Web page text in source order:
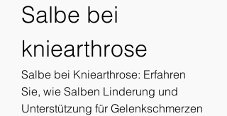
Salbe bei
kniearthrose
Salbe bei Kniearthrose: Erfahren
Sie, wie Salben Linderung und
Unterstützung für Gelenkschmerzen